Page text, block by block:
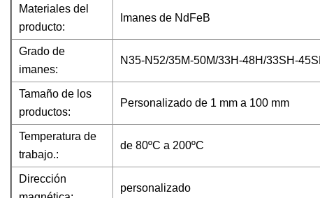
Materiales del
producto:
Imanes de NdFeB
Grado de
imanes:
N35-N52/35M-50M/33H-48H/33SH-
Tamaño de los
productos:
Personalizado de 1 mm a 100 mm
Temperatura de
trabajo.:
de 80ºC a 200ºC
Dirección
personalizado